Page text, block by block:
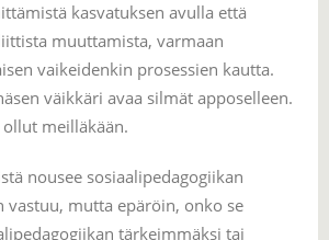
kasvatuksen avulla että
muuttamista, varmaan
vaikeidenkin prosessien kautta.
väikkäri avaa silmät apposelleen.
ollut meilläkään.
nousee sosiaalipedagogiikan
vastuu, mutta epäröin, onko se
tärkeimmäksi tai